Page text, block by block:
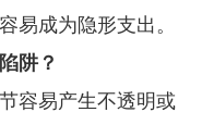
易成为隐形支出。
阱？
容易产生不透明或